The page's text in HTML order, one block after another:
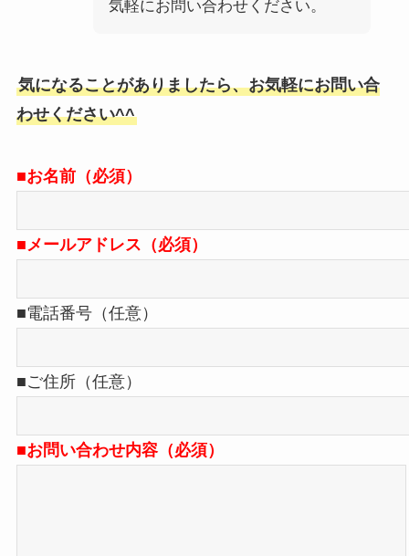
気軽にお問い合わせください。
気になることがありましたら、お気軽にお問い合
わせください^^
■お名前（必須）
■メールアドレス（必須）
■電話番号（任意）
■ご住所（任意）
■お問い合わせ内容（必須）